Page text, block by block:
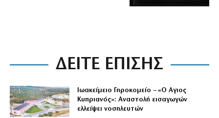
ΔΕΙΤΕ ΕΠΙΣΗΣ
Ιωακείμειο Γηροκομείο – «Ο Αγιος
Κυπριανός»: Αναστολή εισαγωγών
ελλείψει νοσηλευτών